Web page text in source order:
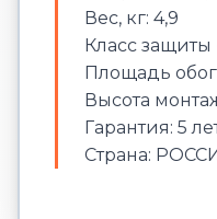
Вес, кг: 4,9
Класс
Площадь
Высота
Гарантия: 5
Страна: